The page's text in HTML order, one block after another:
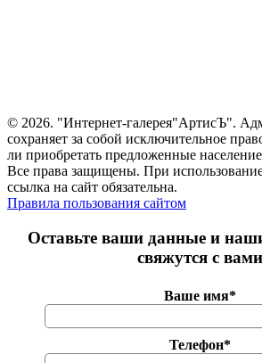
© 2026. "Интернет-галерея"АртисЪ".
сохраняет за собой исключительное
ли приобретать предложенные
Все права защищены. При
ссылка на сайт обязательна.
Правила пользования сайтом
Оставьте ваши данные и
свяжутся с вами
Ваше имя*
Телефон*